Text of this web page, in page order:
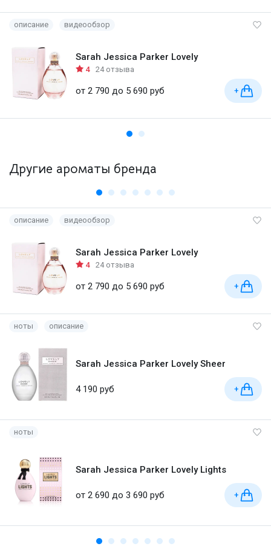
описание видеообзор
Sarah Jessica Parker Lovely
4 24 отзыва
от 2 790 до 5 690 руб +
Другие ароматы бренда
описание видеообзор
Sarah Jessica Parker Lovely
4 24 отзыва
от 2 790 до 5 690 руб +
ноты описание
Sarah Jessica Parker Lovely Sheer
4 190 руб +
ноты
Sarah Jessica Parker Lovely Lights
от 2 690 до 3 690 руб +